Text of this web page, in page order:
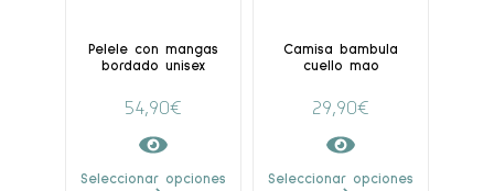
Pelele con mangas
bordado unisex
54,90€
Seleccionar opciones
Camisa bambula
cuello mao
29,90€
Seleccionar opciones